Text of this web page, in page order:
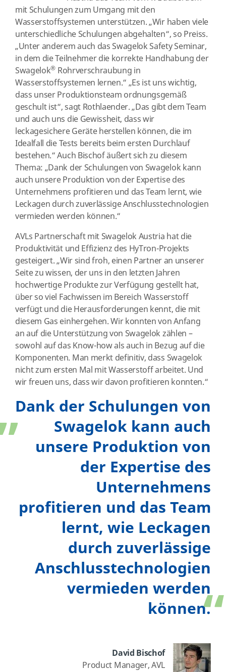
mit Schulungen zum Umgang mit den
Wasserstoffsystemen unterstützen. „Wir haben viele
unterschiedliche Schulungen abgehalten“, so Preiss.
„Unter anderem auch das Swagelok Safety Seminar,
in dem die Teilnehmer die korrekte Handhabung der
Swagelok® Rohrverschraubung in
Wasserstoffsystemen lernen.“ „Es ist uns wichtig,
dass unser Produktionsteam ordnungsgemäß
geschult ist“, sagt Rothlaender. „Das gibt dem Team
und auch uns die Gewissheit, dass wir
leckagesichere Geräte herstellen können, die im
Idealfall die Tests bereits beim ersten Durchlauf
bestehen.“ Auch Bischof äußert sich zu diesem
Thema: „Dank der Schulungen von Swagelok kann
auch unsere Produktion von der Expertise des
Unternehmens profitieren und das Team lernt, wie
Leckagen durch zuverlässige Anschlusstechnologien
vermieden werden können.“
AVLs Partnerschaft mit Swagelok Austria hat die
Produktivität und Effizienz des HyTron-Projekts
gesteigert. „Wir sind froh, einen Partner an unserer
Seite zu wissen, der uns in den letzten Jahren
hochwertige Produkte zur Verfügung gestellt hat,
über so viel Fachwissen im Bereich Wasserstoff
verfügt und die Herausforderungen kennt, die mit
diesem Gas einhergehen. Wir konnten von Anfang
an auf die Unterstützung von Swagelok zählen –
sowohl auf das Know-how als auch in Bezug auf die
Komponenten. Man merkt definitiv, dass Swagelok
nicht zum ersten Mal mit Wasserstoff arbeitet. Und
wir freuen uns, dass wir davon profitieren konnten.“
Dank der Schulungen von
Swagelok kann auch
unsere Produktion von
der Expertise des
Unternehmens
profitieren und das Team
lernt, wie Leckagen
durch zuverlässige
Anschlusstechnologien
vermieden werden
können.
David Bischof
Product Manager, AVL